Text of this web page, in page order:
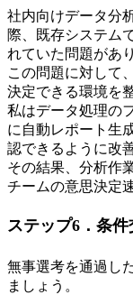
社内向けデータ分
際、既存システム
れていた問題があ
この問題に対して
決定できる環境を
私はデータ処理の
に自動レポート生
認できるように改
その結果、分析作
チームの意思決定
ステップ6．条
無事選考を通過し
ましょう。